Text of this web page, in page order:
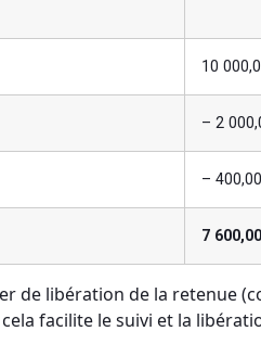
10
– 2
– 400,00
7 600,00
de libération de la retenue
facilite le suivi et la